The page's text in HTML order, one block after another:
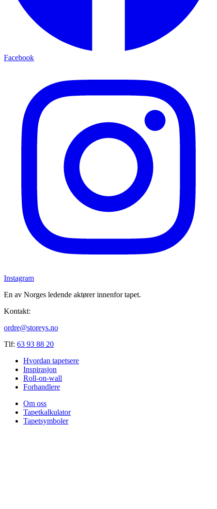
Facebook
Instagram
En av Norges ledende aktører innenfor tapet.
Kontakt:
ordre@storeys.no
Tlf: 63 93 88 20
Hvordan tapetsere
Inspirasjon
Roll-on-wall
Forhandlere
Om oss
Tapetkalkulator
Tapetsymboler